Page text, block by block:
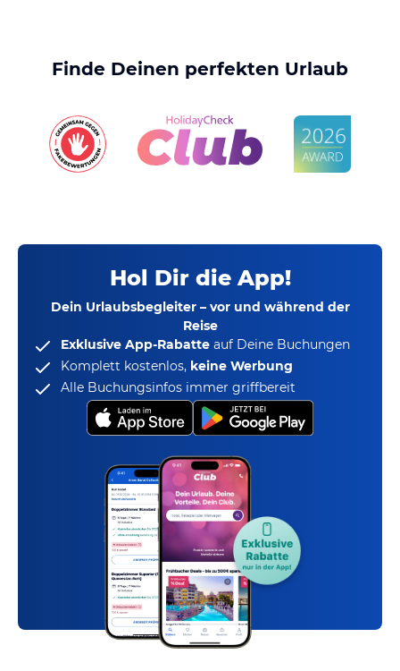
Finde Deinen perfekten Urlaub
Hol Dir die App!
Dein Urlaubsbegleiter – vor und während der
Reise
Exklusive App-Rabatte auf Deine Buchungen
Komplett kostenlos, keine Werbung
Alle Buchungsinfos immer griffbereit